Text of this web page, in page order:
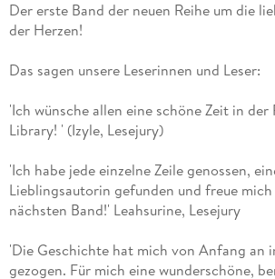
Der erste Band der neuen Reihe um die
der Herzen!
Das sagen unsere Leserinnen und Leser:
'Ich wünsche allen eine schöne Zeit in
Library! ' (Izyle, Lesejury)
'Ich habe jede einzelne Zeile genossen,
Lieblingsautorin gefunden und freue
nächsten Band!' Leahsurine, Lesejury
'Die Geschichte hat mich von Anfang an
gezogen. Für mich eine wunderschöne,